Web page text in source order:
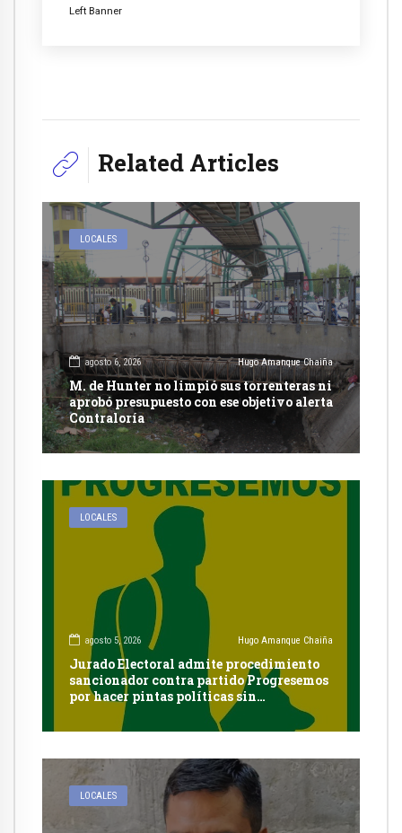
Left Banner
Related Articles
LOCALES
agosto 6, 2026 Hugo Amanque Chaiña
M. de Hunter no limpió sus torrenteras ni
aprobó presupuesto con ese objetivo alerta
Contraloría
LOCALES
agosto 5, 2026 Hugo Amanque Chaiña
Jurado Electoral admite procedimiento
sancionador contra partido Progresemos
por hacer pintas políticas sin
autorización en Cayma
LOCALES